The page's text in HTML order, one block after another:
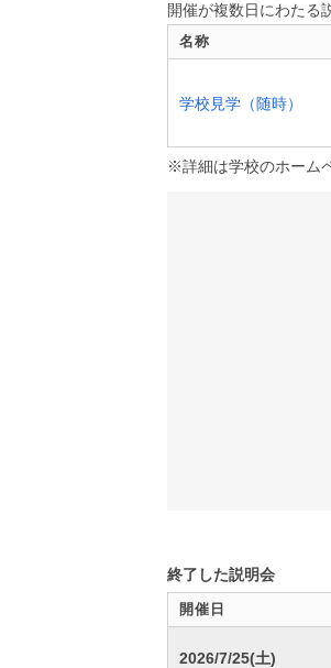
開催が複数日にわたる
名称
学校見学（随時）
※詳細は学校のホーム
終了した説明会
開催日
2026/7/25(土)